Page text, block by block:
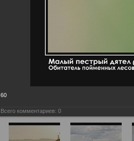
60
Всего комментариев: 0